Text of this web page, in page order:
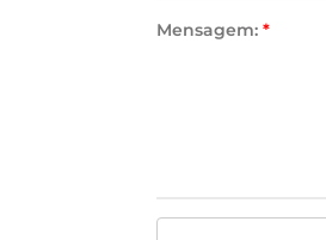
Mensagem: *